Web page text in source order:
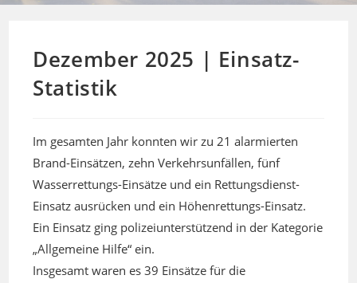
Dezember 2025 | Einsatz-
Statistik
Im gesamten Jahr konnten wir zu 21 alarmierten
Brand-Einsätzen, zehn Verkehrsunfällen, fünf
Wasserrettungs-Einsätze und ein Rettungsdienst-
Einsatz ausrücken und ein Höhenrettungs-Einsatz.
Ein Einsatz ging polizeiunterstützend in der Kategorie
„Allgemeine Hilfe“ ein.
Insgesamt waren es 39 Einsätze für die